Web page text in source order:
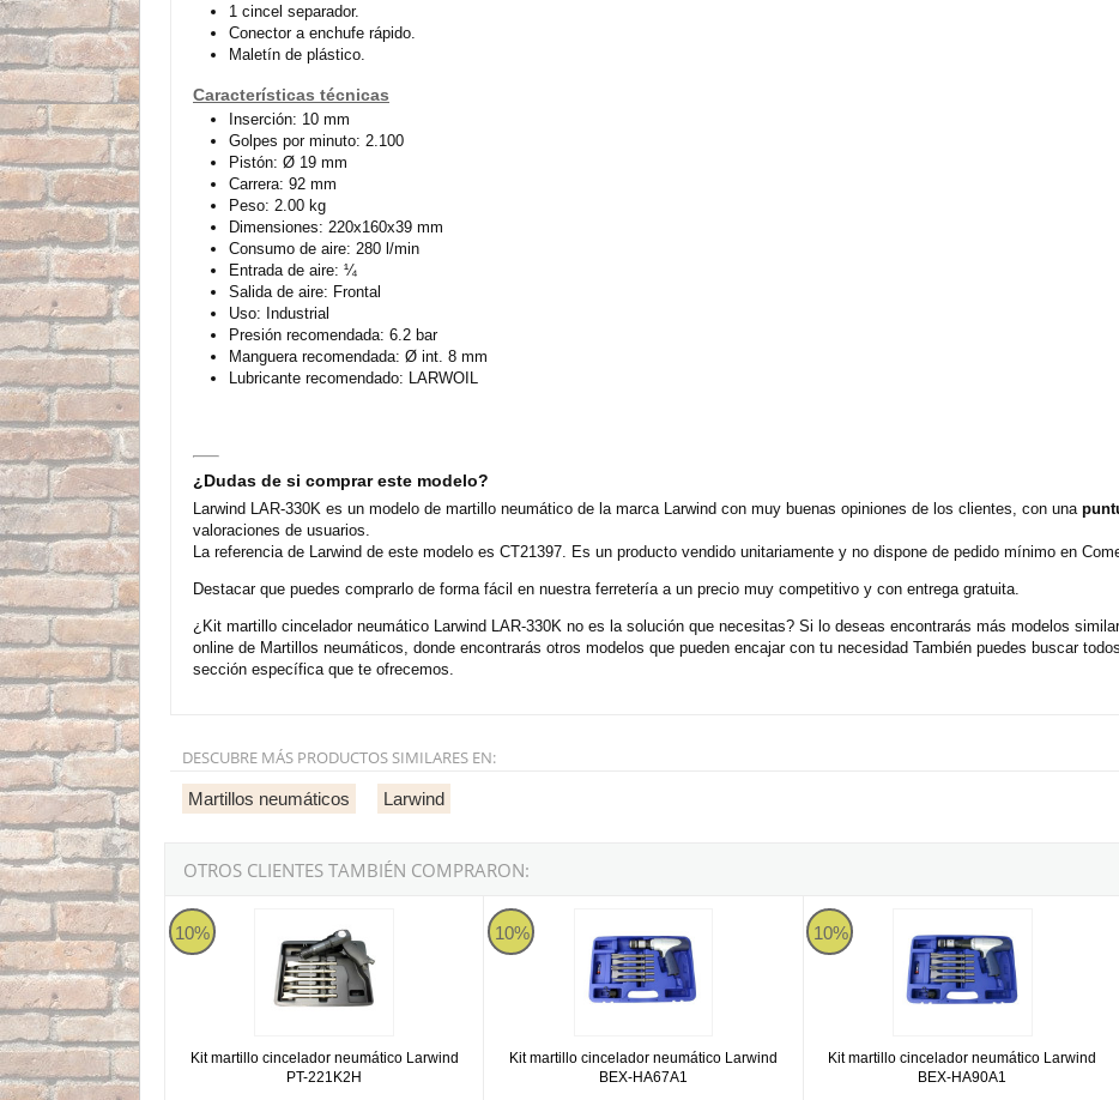
1 cincel separador.
Conector a enchufe rápido.
Maletín de plástico.
Características técnicas
Inserción: 10 mm
Golpes por minuto: 2.100
Pistón: Ø 19 mm
Carrera: 92 mm
Peso: 2.00 kg
Dimensiones: 220x160x39 mm
Consumo de aire: 280 l/min
Entrada de aire: ¼
Salida de aire: Frontal
Uso: Industrial
Presión recomendada: 6.2 bar
Manguera recomendada: Ø int. 8 mm
Lubricante recomendado: LARWOIL
¿Dudas de si comprar este modelo?
Larwind LAR-330K es un modelo de martillo neumático de la marca Larwind con muy buenas opiniones de los clientes, con una
valoraciones de usuarios.
La referencia de Larwind de este modelo es CT21397. Es un producto vendido unitariamente y no dispone de pedido mínimo en
Destacar que puedes comprarlo de forma fácil en nuestra ferretería a un precio muy competitivo y con entrega gratuita.
¿Kit martillo cincelador neumático Larwind LAR-330K no es la solución que necesitas? Si lo deseas encontrarás más modelos
online de Martillos neumáticos, donde encontrarás otros modelos que pueden encajar con tu necesidad También puedes buscar
sección específica que te ofrecemos.
DESCUBRE MÁS PRODUCTOS SIMILARES EN:
Martillos neumáticos Larwind
OTROS CLIENTES TAMBIÉN COMPRARON:
10%
Kit martillo cincelador neumático Larwind
PT-221K2H
Larwind PT-221K2H
10%
Kit martillo cincelador neumático Larwind
BEX-HA67A1
Larwind BEX-HA67A1
10%
Kit martillo cincelador neumático Larwind
BEX-HA90A1
Larwind BEX-HA90A1